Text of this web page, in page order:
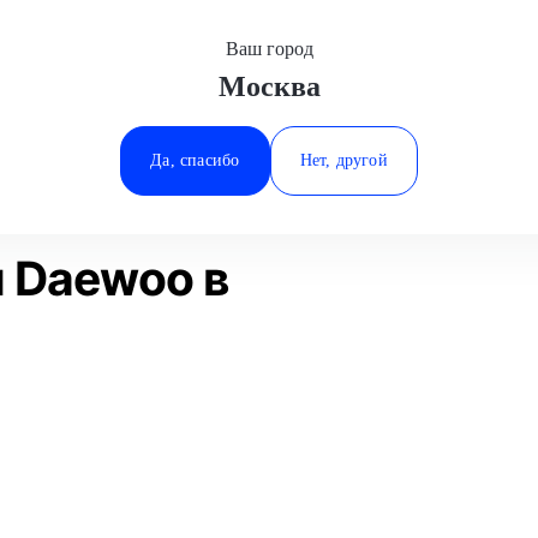
Минеральные Воды
Ростов-на-Дону
Ставрополь
Ваш город
Москва
Да, спасибо Нет, другой
Замена помпы Daewoo
Статьи
в